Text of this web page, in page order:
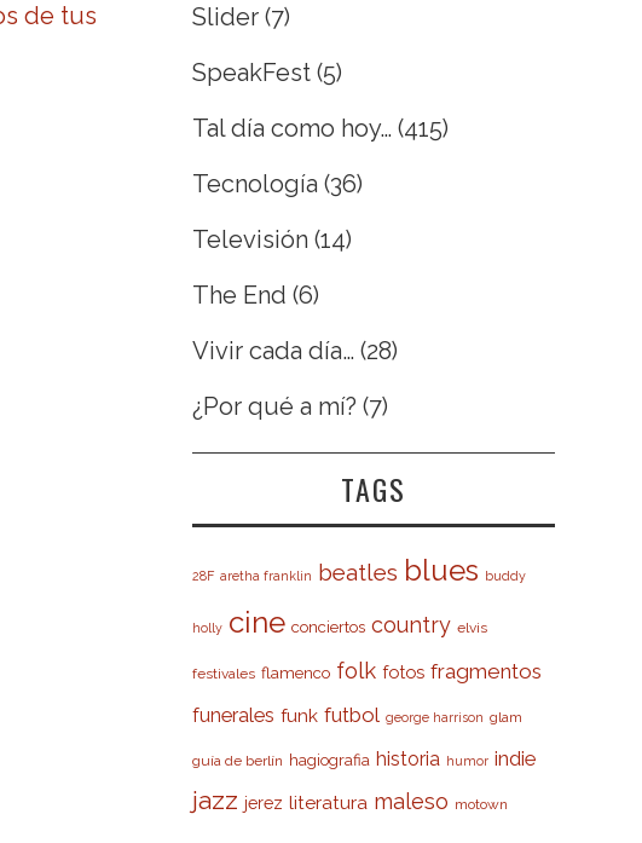
de tus
Slider (7)
SpeakFest (5)
Tal día como hoy… (415)
Tecnología (36)
Televisión (14)
The End (6)
Vivir cada día… (28)
¿Por qué a mí? (7)
TAGS
28F aretha franklin beatles blues buddy
holly cine conciertos country elvis
festivales flamenco folk fotos fragmentos
funerales funk futbol george harrison glam
guía de berlín hagiografia historia humor indie
jazz jerez literatura maleso motown